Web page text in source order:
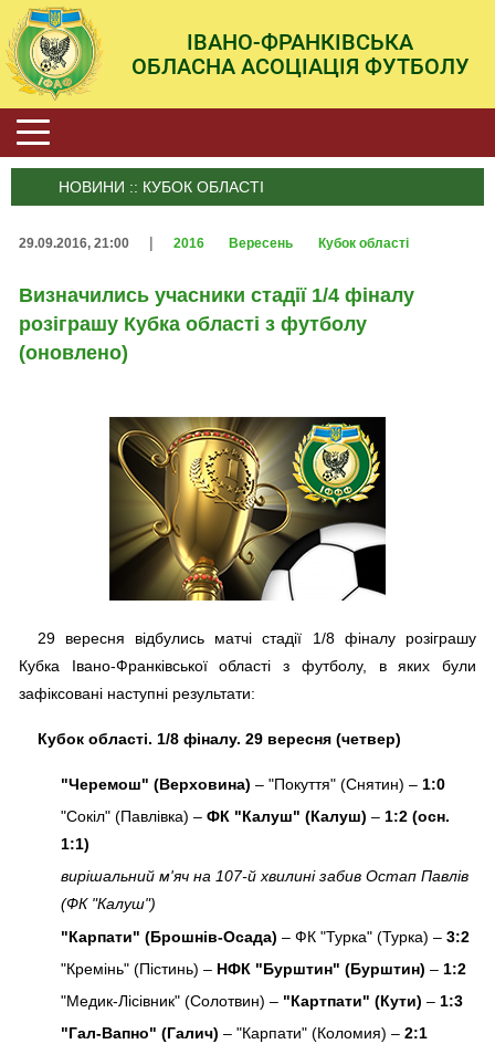
ІВАНО-ФРАНКІВСЬКА
ОБЛАСНА АСОЦІАЦІЯ ФУТБОЛУ
НОВИНИ :: КУБОК ОБЛАСТІ
29.09.2016, 21:00 | 2016 Вересень Кубок області
Визначились учасники стадії 1/4 фіналу
розіграшу Кубка області з футболу
(оновлено)
29 вересня відбулись матчі стадії 1/8 фіналу розіграшу
Кубка Івано-Франківської області з футболу, в яких були
зафіксовані наступні результати:
Кубок області. 1/8 фіналу. 29 вересня (четвер)
"Черемош" (Верховина) – "Покуття" (Снятин) – 1:0
"Сокіл" (Павлівка) – ФК "Калуш" (Калуш) – 1:2 (осн.
1:1)
вирішальний м'яч на 107-й хвилині забив Остап Павлів
(ФК "Калуш")
"Карпати" (Брошнів-Осада) – ФК "Турка" (Турка) – 3:2
"Кремінь" (Пістинь) – НФК "Бурштин" (Бурштин) – 1:2
"Медик-Лісівник" (Солотвин) – "Картпати" (Кути) – 1:3
"Гал-Вапно" (Галич) – "Карпати" (Коломия) – 2:1